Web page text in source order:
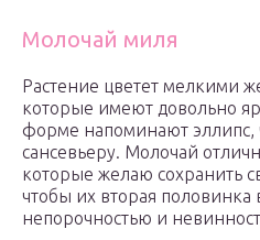
Молочай миля
Растение цветет мелкими
которые имеют довольно
форме напоминают эллипс,
сансевьеру. Молочай
которые желаю сохранить
чтобы их вторая половинка
непорочностью и